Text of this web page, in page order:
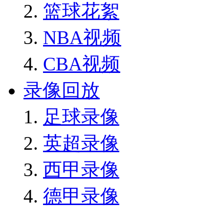
篮球花絮
NBA视频
CBA视频
录像回放
足球录像
英超录像
西甲录像
德甲录像